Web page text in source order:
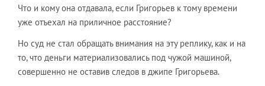
Что и кому она отдавала, если Григорьев к тому времени
уже отъехал на приличное расстояние?
Но суд не стал обращать внимания на эту реплику, как и на
то, что деньги материализовались под чужой машиной,
совершенно не оставив следов в джипе Григорьева.